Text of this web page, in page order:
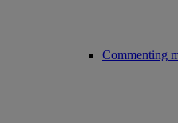
Commenting